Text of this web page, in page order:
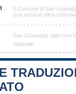
Il Comune di San
con nessun altro comune.
San Giuseppe Jato non
naturale